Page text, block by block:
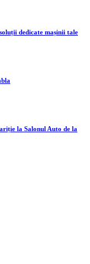
dedicate mașinii tale
la Salonul Auto de la